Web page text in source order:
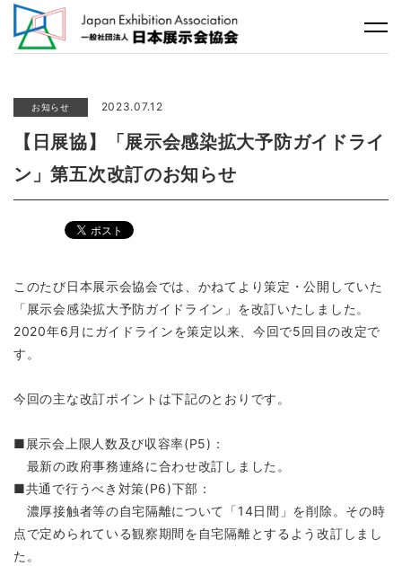
お知らせ 2023.07.12
【日展協】「展示会感染拡大予防ガイドライ
ン」第五次改訂のお知らせ
このたび日本展示会協会では、かねてより策定・公開していた
「展示会感染拡大予防ガイドライン」を改訂いたしました。
2020年6月にガイドラインを策定以来、今回で5回目の改定で
す。
今回の主な改訂ポイントは下記のとおりです。
■展示会上限人数及び収容率(P5)：
最新の政府事務連絡に合わせ改訂しました。
■共通で行うべき対策(P6)下部：
濃厚接触者等の自宅隔離について「14日間」を削除。その時
点で定められている観察期間を自宅隔離とするよう改訂しまし
た。